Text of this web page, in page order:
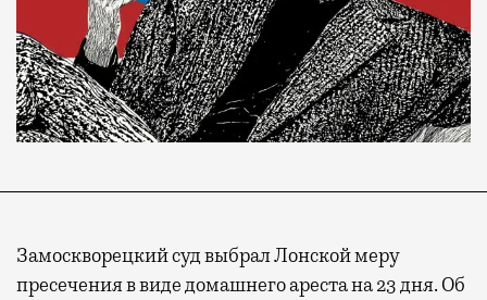
Замоскворецкий суд выбрал Лонской меру
пресечения в виде домашнего ареста на 23 дня. Об